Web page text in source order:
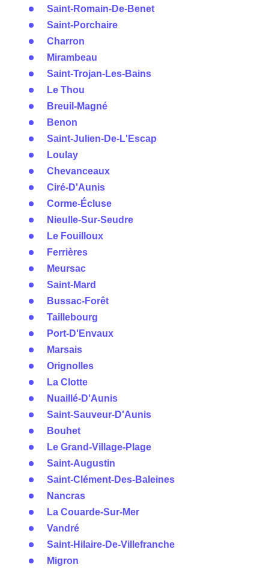
Saint-Romain-De-Benet
Saint-Porchaire
Charron
Mirambeau
Saint-Trojan-Les-Bains
Le Thou
Breuil-Magné
Benon
Saint-Julien-De-L'Escap
Loulay
Chevanceaux
Ciré-D'Aunis
Corme-Écluse
Nieulle-Sur-Seudre
Le Fouilloux
Ferrières
Meursac
Saint-Mard
Bussac-Forêt
Taillebourg
Port-D'Envaux
Marsais
Orignolles
La Clotte
Nuaillé-D'Aunis
Saint-Sauveur-D'Aunis
Bouhet
Le Grand-Village-Plage
Saint-Augustin
Saint-Clément-Des-Baleines
Nancras
La Couarde-Sur-Mer
Vandré
Saint-Hilaire-De-Villefranche
Migron